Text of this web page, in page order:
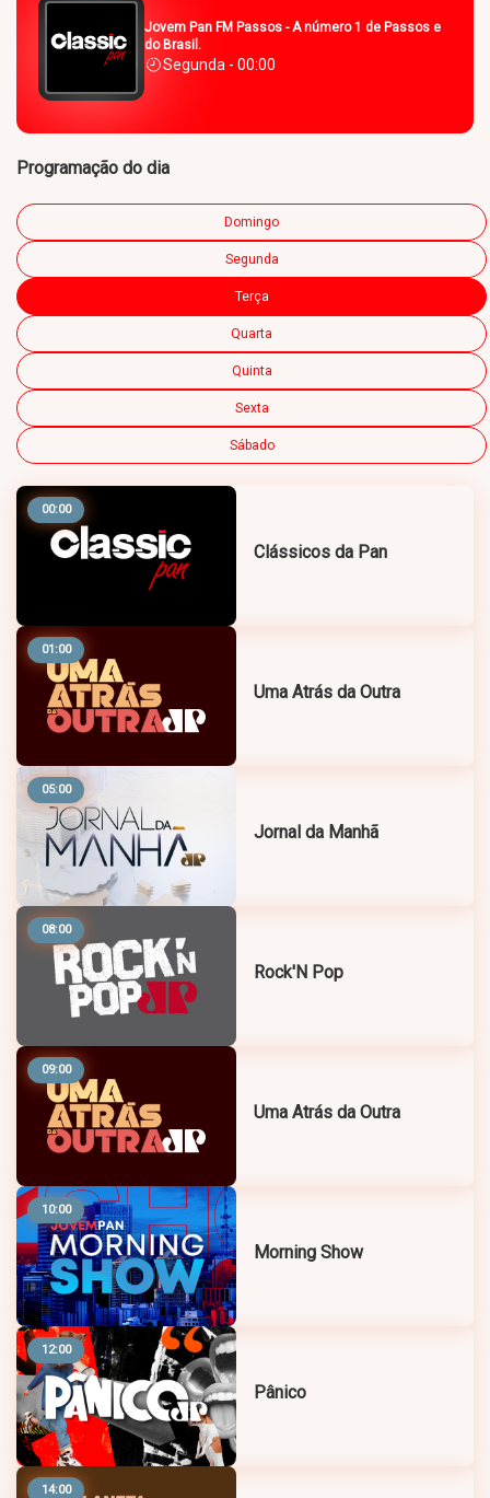
Jovem Pan FM Passos - A número 1 de Passos e
do Brasil.
Segunda - 00:00
Programação do dia
Domingo
Segunda
Terça
Quarta
Quinta
Sexta
Sábado
00:00
Clássicos da Pan
01:00
Uma Atrás da Outra
05:00
Jornal da Manhã
08:00
Rock'N Pop
09:00
Uma Atrás da Outra
10:00
Morning Show
12:00
Pânico
14:00